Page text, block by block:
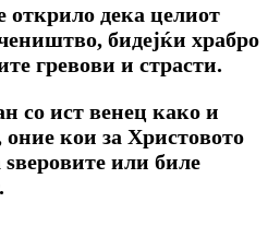
открило дека целиот
бидејќи храбро
гревови и страсти.
co ист венец како и
кои за Христовото
или биле